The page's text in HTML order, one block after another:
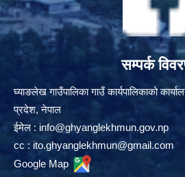
सम्पर्क
घ्याङलेख गाउँपालिका गाउँ कार्यपालिकाको
प्रदेश, नेपाल
ईमेल : info@ghyanglekhmun.gov.np
cc : ito.ghyanglekhmun@gmail.com
Google Map